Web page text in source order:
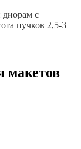
диорам с
пучков 2,5-3
макетов